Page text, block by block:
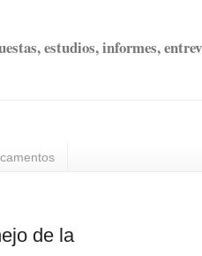
estudios, informes,
de la